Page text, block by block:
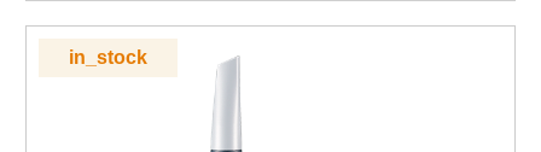
in_stock